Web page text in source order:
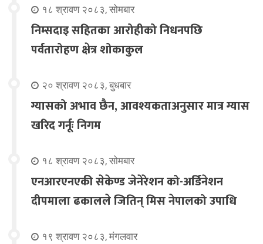
१८ श्रावण २०८३, सोमबार
निम्सदाइ सहितका आरोहीको निधनपछि
पर्वतारोहण क्षेत्र शोकाकुल
२० श्रावण २०८३, बुधबार
ग्यासको अभाव छैन, आवश्यकताअनुसार मात्र ग्यास
खरिद गर्नूः निगम
१८ श्रावण २०८३, सोमबार
एनआरएनएकी सेकेण्ड जेनेरेशन को-अर्डिनेशन
दीपमाला ढकालले जितिन् मिस नेपालको उपाधि
१९ श्रावण २०८३, मंगलवार